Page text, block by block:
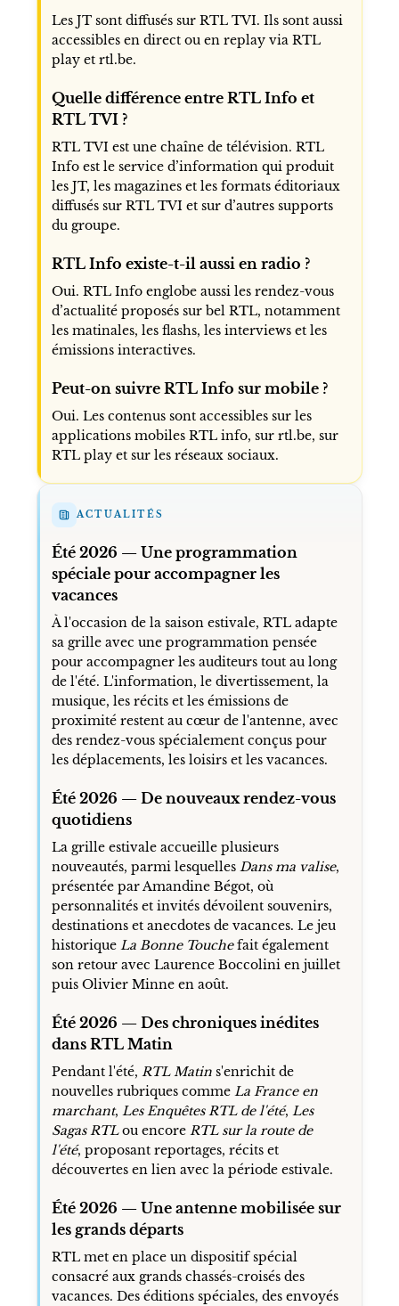
Les JT sont diffusés sur RTL TVI. Ils sont aussi
accessibles en direct ou en replay via RTL
play et rtl.be.
Quelle différence entre RTL Info et
RTL TVI ?
RTL TVI est une chaîne de télévision. RTL
Info est le service d’information qui produit
les JT, les magazines et les formats éditoriaux
diffusés sur RTL TVI et sur d’autres supports
du groupe.
RTL Info existe-t-il aussi en radio ?
Oui. RTL Info englobe aussi les rendez-vous
d’actualité proposés sur bel RTL, notamment
les matinales, les flashs, les interviews et les
émissions interactives.
Peut-on suivre RTL Info sur mobile ?
Oui. Les contenus sont accessibles sur les
applications mobiles RTL info, sur rtl.be, sur
RTL play et sur les réseaux sociaux.
ACTUALITÉS
Été 2026 — Une programmation
spéciale pour accompagner les
vacances
À l'occasion de la saison estivale, RTL adapte
sa grille avec une programmation pensée
pour accompagner les auditeurs tout au long
de l'été. L'information, le divertissement, la
musique, les récits et les émissions de
proximité restent au cœur de l'antenne, avec
des rendez-vous spécialement conçus pour
les déplacements, les loisirs et les vacances.
Été 2026 — De nouveaux rendez-vous
quotidiens
La grille estivale accueille plusieurs
nouveautés, parmi lesquelles Dans ma valise,
présentée par Amandine Bégot, où
personnalités et invités dévoilent souvenirs,
destinations et anecdotes de vacances. Le jeu
historique La Bonne Touchefait également
son retour avec Laurence Boccolini en juillet
puis Olivier Minne en août.
Été 2026 — Des chroniques inédites
dans RTL Matin
Pendant l'été, RTL Matins'enrichit de
nouvelles rubriques comme La France en
marchant, Les Enquêtes RTL de l'été, Les
Sagas RTLou encore RTL sur la route de
l'été, proposant reportages, récits et
découvertes en lien avec la période estivale.
Été 2026 — Une antenne mobilisée sur
les grands départs
RTL met en place un dispositif spécial
consacré aux grands chassés-croisés des
vacances. Des éditions spéciales, des envoyés